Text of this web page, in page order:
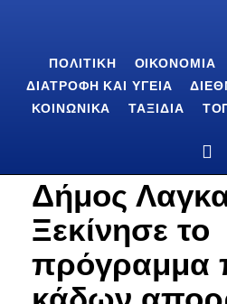
ΠΟΛΙΤΙΚΉ ΟΙΚΟΝΟΜΊΑ
ΔΙΑΤΡΟΦΉ ΚΑΙ ΥΓΕΊΑ
ΚΟΙΝΩΝΙΚΆ
ΤΑΞΊΔΙΑ
Δήμος
Ξεκίνησε το
πρόγραμμα